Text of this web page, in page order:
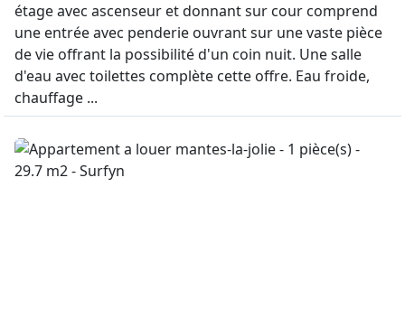
étage avec ascenseur et donnant sur cour comprend
une entrée avec penderie ouvrant sur une vaste pièce
de vie offrant la possibilité d'un coin nuit. Une salle
d'eau avec toilettes complète cette offre. Eau froide,
chauffage ...